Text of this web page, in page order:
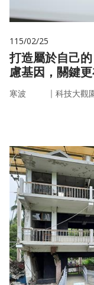
115/02/25
打造屬於自己
慮基因，關鍵
寒波 ｜ 科技大觀